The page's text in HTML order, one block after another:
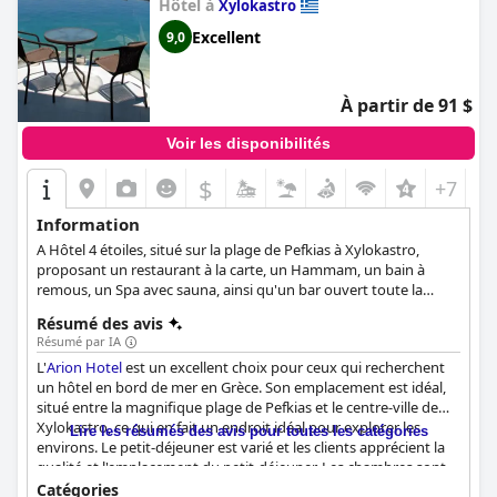
Hôtel à Xylokastro
9,0 Excellent
À partir de 91 $
Voir les disponibilités
$ +7
Information
Α Hôtel 4 étoiles, situé sur la plage de Pefkias à Xylokastro,
proposant un restaurant à la carte, un Hammam, un bain à
remous, un Spa avec sauna, ainsi qu'un bar ouvert toute la
Résumé des avis
Résumé par IA
L'Arion Hotelest un excellent choix pour ceux qui recherchent
un hôtel en bord de mer en Grèce. Son emplacement est idéal,
situé entre la magnifique plage de Pefkias et le centre-ville de
Xylokastro, ce qui en fait un endroit idéal pour explorer les
environs. Le petit-déjeuner est varié et les clients apprécient la
qualité et l'emplacement du petit-déjeuner. Les chambres sont
propres et confortables, certaines offrant de belles vues sur la
Lire les résumés des avis pour toutes les catégories
Catégories